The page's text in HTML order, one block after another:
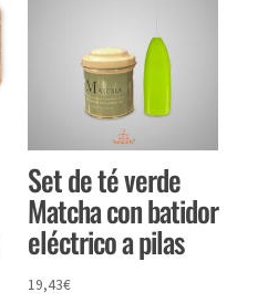
Set de té verde
Matcha con batidor
eléctrico a pilas
19,43€